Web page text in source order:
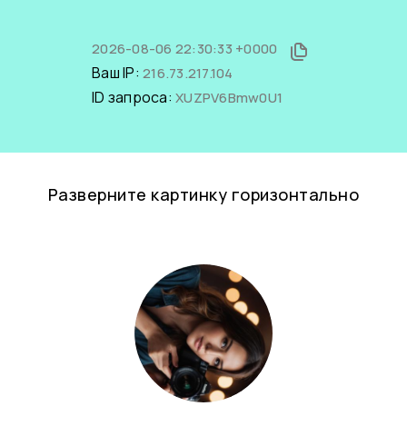
2026-08-06 22:30:33 +0000
Ваш IP: 216.73.217.104
ID запроса: XUZPV6Bmw0U1
Разверните картинку горизонтально